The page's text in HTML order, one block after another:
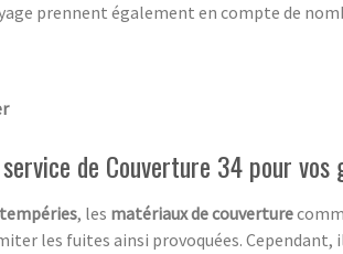
prennent également en compte de
de Couverture 34 pour
, les matériaux de couverture
les fuites ainsi provoquées.